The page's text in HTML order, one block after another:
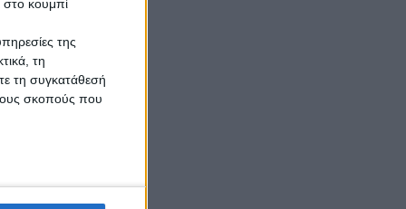
στο κουμπί
της
τη
τη συγκατάθεσή
σκοπούς που